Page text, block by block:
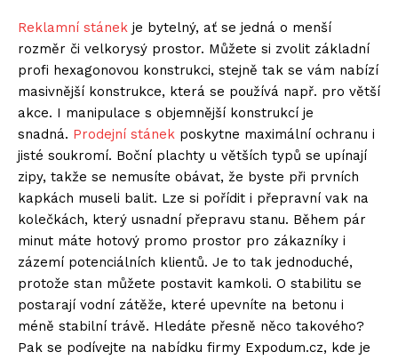
Reklamní stánek je bytelný, ať se jedná o menší
rozměr či velkorysý prostor. Můžete si zvolit základní
profi hexagonovou konstrukci, stejně tak se vám nabízí
masivnější konstrukce, která se používá např. pro větší
akce. I manipulace s objemnější konstrukcí je
snadná. Prodejní stánek poskytne maximální ochranu i
jisté soukromí. Boční plachty u větších typů se upínají
zipy, takže se nemusíte obávat, že byste při prvních
kapkách museli balit. Lze si pořídit i přepravní vak na
kolečkách, který usnadní přepravu stanu. Během pár
minut máte hotový promo prostor pro zákazníky i
zázemí potenciálních klientů. Je to tak jednoduché,
protože stan můžete postavit kamkoli. O stabilitu se
postarají vodní zátěže, které upevníte na betonu i
méně stabilní trávě. Hledáte přesně něco takového?
Pak se podívejte na nabídku firmy Expodum.cz, kde je